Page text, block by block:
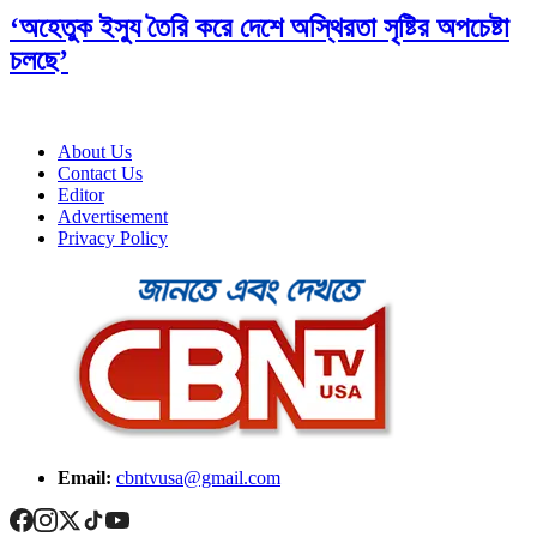
‘অহেতুক ইস্যু তৈরি করে দেশে অস্থিরতা সৃষ্টির অপচেষ্টা
চলছে’
About Us
Contact Us
Editor
Advertisement
Privacy Policy
Email: cbntvusa@gmail.com